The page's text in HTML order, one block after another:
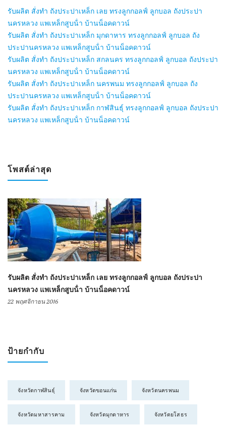
รับผลิต สั่งทำ ถังประปาเหล็ก เลย ทรงลูกกอลฟ์ ลูกบอล ถังประปา
นครหลวง แพเหล็กสูบน้ํา บ้านน็อคดาวน์
รับผลิต สั่งทำ ถังประปาเหล็ก มุกดาหาร ทรงลูกกอลฟ์ ลูกบอล ถัง
ประปานครหลวง แพเหล็กสูบน้ํา บ้านน็อคดาวน์
รับผลิต สั่งทำ ถังประปาเหล็ก สกลนคร ทรงลูกกอลฟ์ ลูกบอล ถังประปา
นครหลวง แพเหล็กสูบน้ํา บ้านน็อคดาวน์
รับผลิต สั่งทำ ถังประปาเหล็ก นครพนม ทรงลูกกอลฟ์ ลูกบอล ถัง
ประปานครหลวง แพเหล็กสูบน้ํา บ้านน็อคดาวน์
รับผลิต สั่งทำ ถังประปาเหล็ก กาฬสินธุ์ ทรงลูกกอลฟ์ ลูกบอล ถังประปา
นครหลวง แพเหล็กสูบน้ํา บ้านน็อคดาวน์
โพสต์ล่าสุด
รับผลิต สั่งทำ ถังประปาเหล็ก เลย ทรงลูกกอลฟ์ ลูกบอล ถังประปา
นครหลวง แพเหล็กสูบน้ํา บ้านน็อคดาวน์
22 พฤศจิกายน 2016
ป้ายกำกับ
จังหวัดกาฬสินธุ์ จังหวัดขอนแก่น จังหวัดนครพนม
จังหวัดมหาสารคาม จังหวัดมุกดาหาร จังหวัดยโสธร